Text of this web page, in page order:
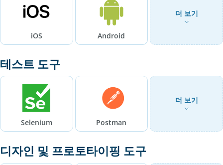
iOS Android
더 보기
테스트 도구
Selenium Postman
더 보기
디자인 및 프로토타이핑 도구